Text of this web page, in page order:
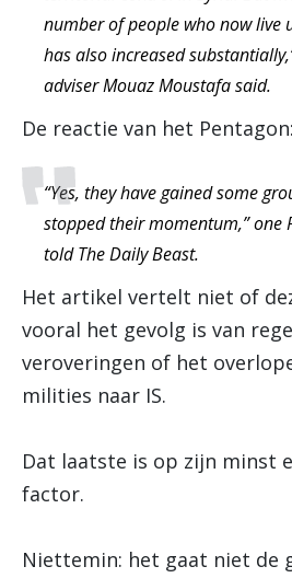
number of people who now live
has also increased
adviser Mouaz Moustafa said.
De reactie van het Pentagon:
“Yes, they have gained some
stopped their momentum,” one
told The Daily Beast.
Het artikel vertelt niet of
vooral het gevolg is van
veroveringen of het
milities naar IS.
Dat laatste is op zijn minst
factor.
Niettemin: het gaat niet de